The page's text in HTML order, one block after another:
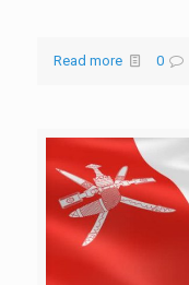
0
Read more